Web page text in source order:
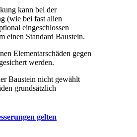
kann bei der
(wie bei fast allen
eingeschlossen
einen Standard Baustein.
Elementarschäden gegen
werden.
Baustein nicht gewählt
grundsätzlich
gelten